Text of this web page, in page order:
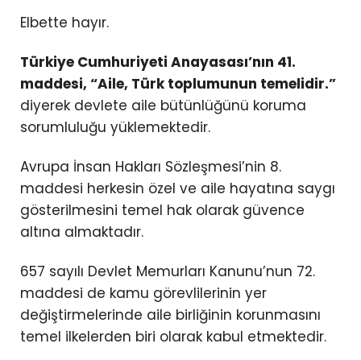
Elbette hayır.
Türkiye Cumhuriyeti Anayasası’nın 41.
maddesi, “Aile, Türk toplumunun temelidir.”
diyerek devlete aile bütünlüğünü koruma
sorumluluğu yüklemektedir.
Avrupa İnsan Hakları Sözleşmesi’nin 8.
maddesi herkesin özel ve aile hayatına saygı
gösterilmesini temel hak olarak güvence
altına almaktadır.
657 sayılı Devlet Memurları Kanunu’nun 72.
maddesi de kamu görevlilerinin yer
değiştirmelerinde aile birliğinin korunmasını
temel ilkelerden biri olarak kabul etmektedir.